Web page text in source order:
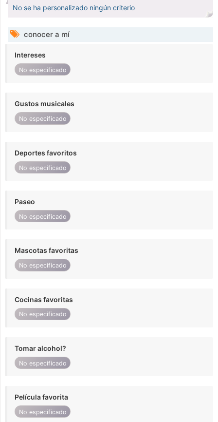
No se ha personalizado ningún criterio
conocer a mí
Intereses
No especificado
Gustos musicales
No especificado
Deportes favoritos
No especificado
Paseo
No especificado
Mascotas favoritas
No especificado
Cocinas favoritas
No especificado
Tomar alcohol?
No especificado
Película favorita
No especificado